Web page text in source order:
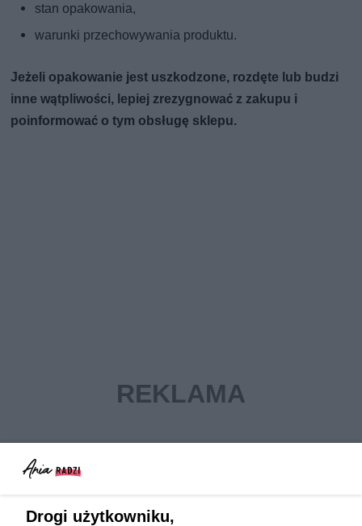
stan opakowania,
warunki przechowywania produktu.
Jeżeli opakowanie jest uszkodzone, rozdęte lub budzi
inne wątpliwości, lepiej zrezygnować z zakupu i
poinformować o tym obsługę sklepu.
Drogi użytkowniku,